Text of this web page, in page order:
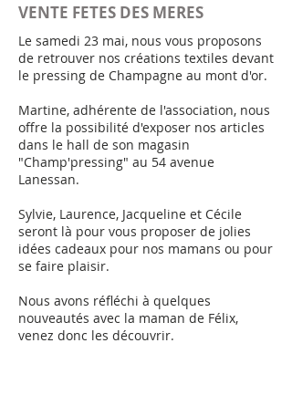
VENTE FETES DES MERES
Le samedi 23 mai, nous vous proposons
de retrouver nos créations textiles devant
le pressing de Champagne au mont d'or.
Martine, adhérente de l'association, nous
offre la possibilité d'exposer nos articles
dans le hall de son magasin
"Champ'pressing" au 54 avenue
Lanessan.
Sylvie, Laurence, Jacqueline et Cécile
seront là pour vous proposer de jolies
idées cadeaux pour nos mamans ou pour
se faire plaisir.
Nous avons réfléchi à quelques
nouveautés avec la maman de Félix,
venez donc les découvrir.